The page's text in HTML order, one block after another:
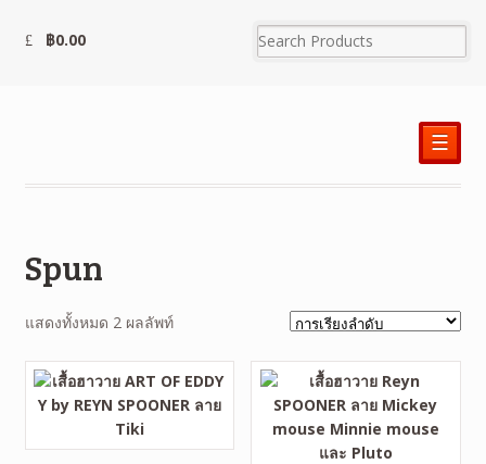
฿0.00
☰
Spun
แสดงทั้งหมด 2 ผลลัพท์